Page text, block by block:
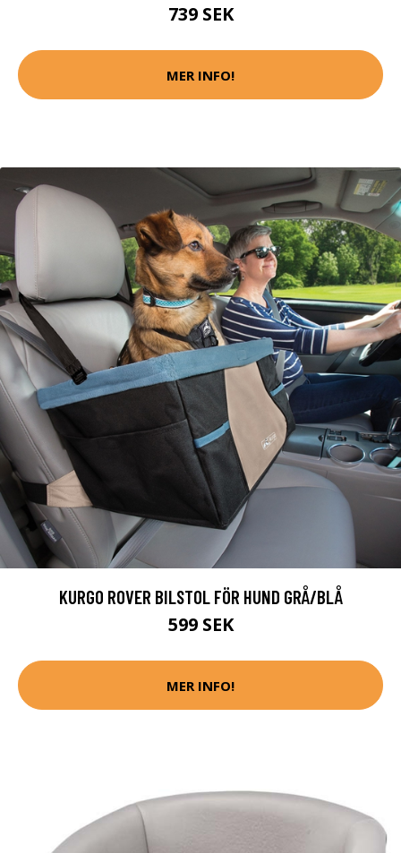
739 SEK
MER INFO!
KURGO ROVER BILSTOL FÖR HUND GRÅ/BLÅ
599 SEK
MER INFO!